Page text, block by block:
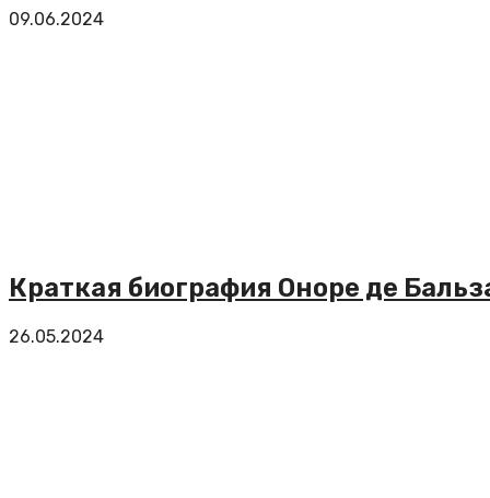
09.06.2024
Краткая биография Оноре де
26.05.2024